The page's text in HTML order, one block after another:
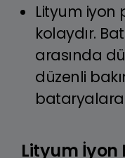
Lityum iyon
kolaydır.
arasında
düzenli
bataryalara
Lityum İyon